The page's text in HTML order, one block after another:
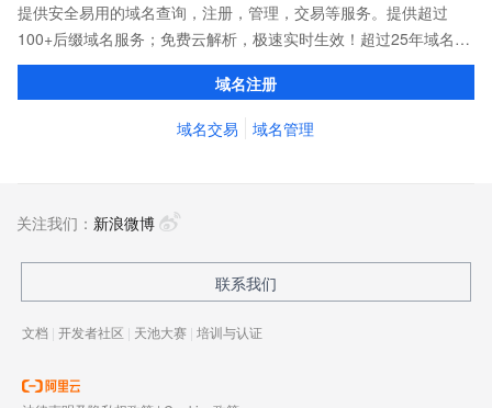
提供安全易用的域名查询，注册，管理，交易等服务。提供超过
100+后缀域名服务；免费云解析，极速实时生效！超过25年域名服
务经验，累计超过4000万个域名在阿里云注册，连续多年市场NO.1
域名注册
域名交易 域名管理
关注我们： 新浪微博
联系我们
文档 | 开发者社区 | 天池大赛 | 培训与认证